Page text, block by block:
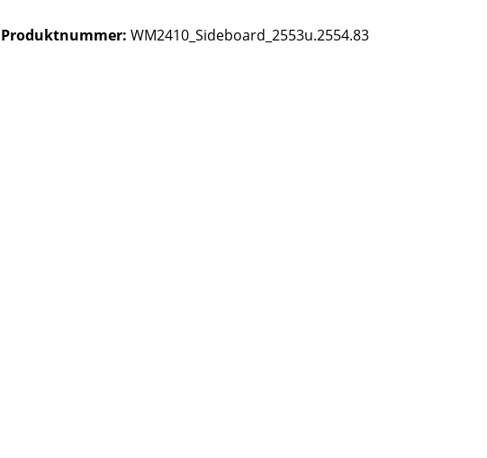
Produktnummer: WM2410_Sideboard_2553u.2554.83